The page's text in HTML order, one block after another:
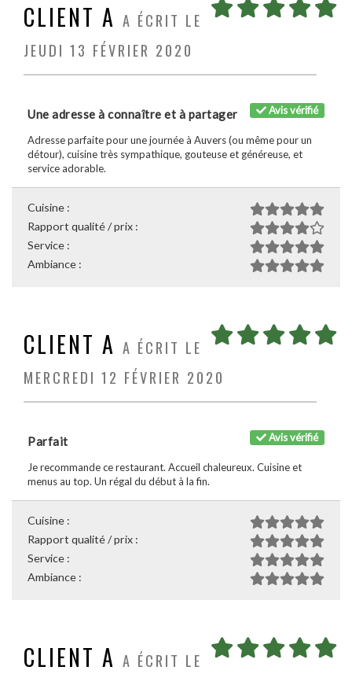
CLIENT A A ÉCRIT LE
JEUDI 13 FÉVRIER 2020
Avis vérifié
Une adresse à connaître et à partager
Adresse parfaite pour une journée à Auvers (ou même pour un
détour), cuisine très sympathique, gouteuse et généreuse, et
service adorable.
Cuisine :
Rapport qualité / prix :
Service :
Ambiance :
CLIENT A A ÉCRIT LE
MERCREDI 12 FÉVRIER 2020
Avis vérifié
Parfait
Je recommande ce restaurant. Accueil chaleureux. Cuisine et
menus au top. Un régal du début à la fin.
Cuisine :
Rapport qualité / prix :
Service :
Ambiance :
CLIENT A A ÉCRIT LE